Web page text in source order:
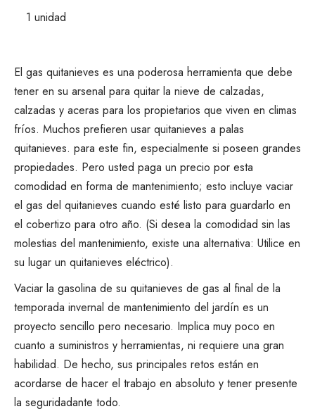
1 unidad
El gas quitanieves es una poderosa herramienta que debe
tener en su arsenal para quitar la nieve de calzadas,
calzadas y aceras para los propietarios que viven en climas
fríos. Muchos prefieren usar quitanieves a palas
quitanieves. para este fin, especialmente si poseen grandes
propiedades. Pero usted paga un precio por esta
comodidad en forma de mantenimiento; esto incluye vaciar
el gas del quitanieves cuando esté listo para guardarlo en
el cobertizo para otro año. (Si desea la comodidad sin las
molestias del mantenimiento, existe una alternativa: Utilice en
su lugar un quitanieves eléctrico).
Vaciar la gasolina de su quitanieves de gas al final de la
temporada invernal de mantenimiento del jardín es un
proyecto sencillo pero necesario. Implica muy poco en
cuanto a suministros y herramientas, ni requiere una gran
habilidad. De hecho, sus principales retos están en
acordarse de hacer el trabajo en absoluto y tener presente
la seguridadante todo.